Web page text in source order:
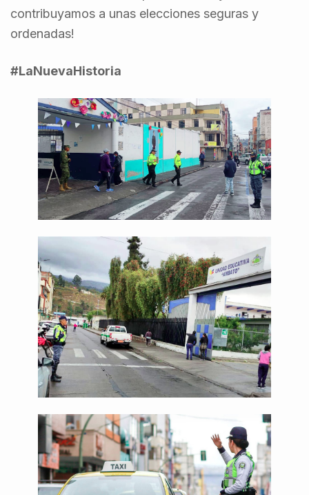
contribuyamos a unas elecciones seguras y
ordenadas!
#LaNuevaHistoria